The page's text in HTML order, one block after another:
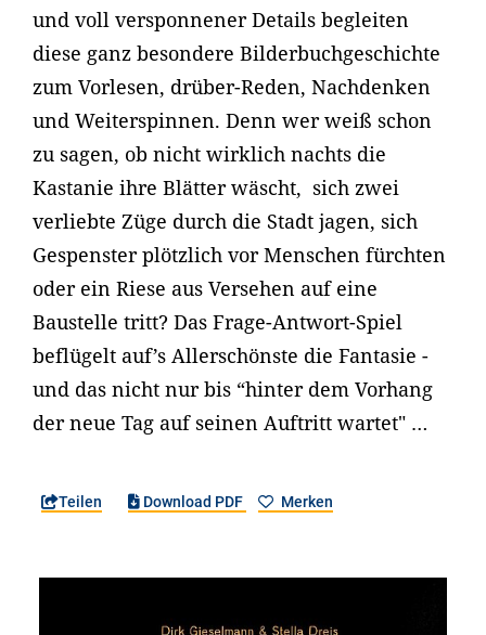
und voll versponnener Details begleiten
diese ganz besondere Bilderbuchgeschichte
zum Vorlesen, drüber-Reden, Nachdenken
und Weiterspinnen. Denn wer weiß schon
zu sagen, ob nicht wirklich nachts die
Kastanie ihre Blätter wäscht, sich zwei
verliebte Züge durch die Stadt jagen, sich
Gespenster plötzlich vor Menschen fürchten
oder ein Riese aus Versehen auf eine
Baustelle tritt? Das Frage-Antwort-Spiel
beflügelt auf’s Allerschönste die Fantasie -
und das nicht nur bis “hinter dem Vorhang
der neue Tag auf seinen Auftritt wartet" …
Teilen Download PDF Merken